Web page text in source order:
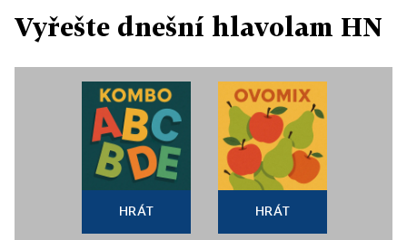
Vyřešte dnešní hlavolam HN
HRÁT HRÁT